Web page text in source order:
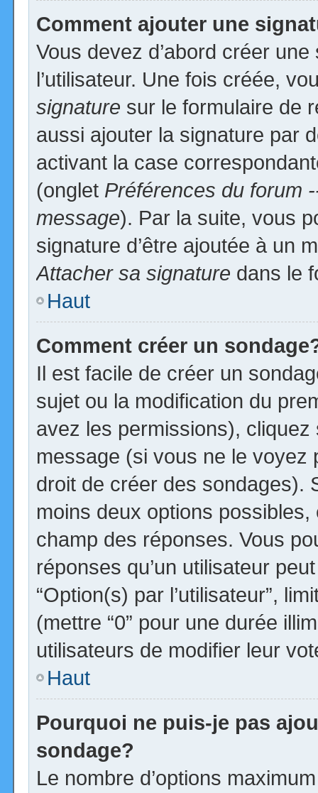
Comment ajouter une
Vous devez d’abord créer
l’utilisateur. Une fois créée,
signature sur le formulaire de
aussi ajouter la signature par
activant la case
(onglet Préférences du forum
message). Par la suite, vous
signature d’être ajoutée à un
Attacher sa signature dans le
Haut
Comment créer un
Il est facile de créer un
sujet ou la modification du
avez les permissions), cliquez
message (si vous ne le voyez
droit de créer des sondages).
moins deux options
champ des réponses. Vous
réponses qu’un utilisateur
“Option(s) par l’utilisateur”,
(mettre “0” pour une durée
utilisateurs de modifier leur
Haut
Pourquoi ne puis-je pas
sondage?
Le nombre d’options